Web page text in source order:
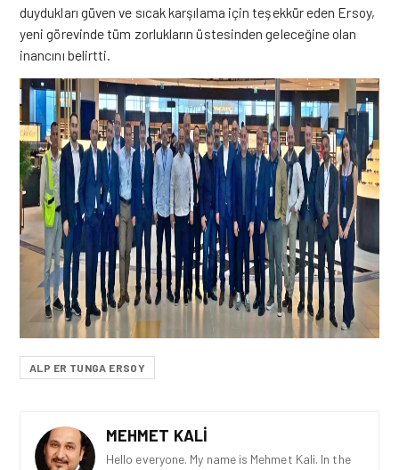
duydukları güven ve sıcak karşılama için teşekkür eden Ersoy,
yeni görevinde tüm zorlukların üstesinden geleceğine olan
inancını belirtti.
ALP ER TUNGA ERSOY
MEHMET KALI
Hello everyone. My name is Mehmet Kali. In the